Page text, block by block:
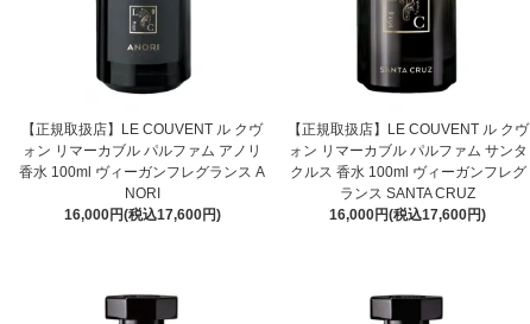
【正規取扱店】LE COUVENT ル クヴ
ォン リマーカブル パルファム アノリ
香水 100ml ヴィーガンフレグランス A
NORI
16,000円(税込17,600円)
【正規取扱店】LE COUVENT ル クヴ
ォン リマーカブル パルファム サンタ
クルス 香水 100ml ヴィーガンフレグ
ランス SANTA CRUZ
16,000円(税込17,600円)